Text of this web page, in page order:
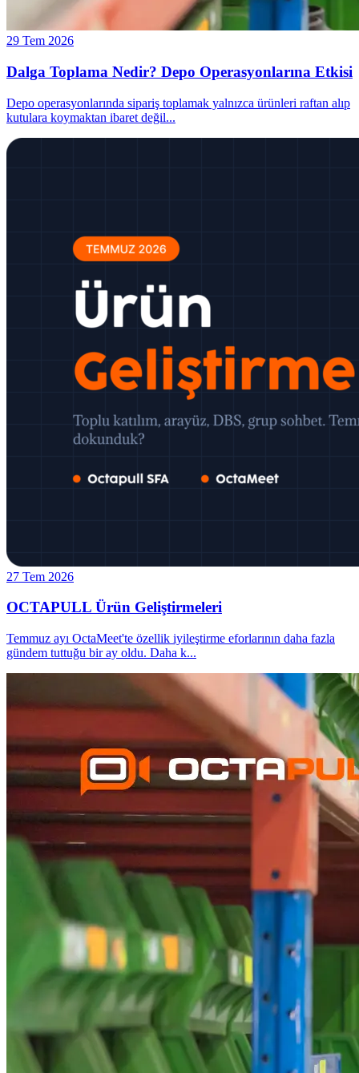
29 Tem 2026
Dalga Toplama Nedir? Depo Operasyonlarına Etkisi
Depo operasyonlarında sipariş toplamak yalnızca ürünleri raftan alıp
kutulara koymaktan ibaret değil...
27 Tem 2026
OCTAPULL Ürün Geliştirmeleri
Temmuz ayı OctaMeet'te özellik iyileştirme eforlarının daha fazla
gündem tuttuğu bir ay oldu. Daha k...